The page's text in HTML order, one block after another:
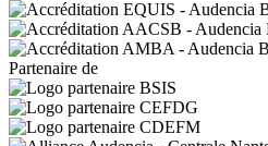
Partenaire de